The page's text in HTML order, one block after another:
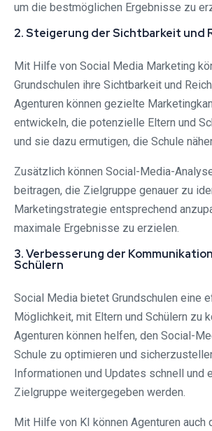
um die bestmöglichen Ergebnisse zu
2. Steigerung der Sichtbarkeit und
Mit Hilfe von Social Media Marketing
Grundschulen ihre Sichtbarkeit und
Agenturen können gezielte
entwickeln, die potenzielle Eltern und
und sie dazu ermutigen, die Schule
Zusätzlich können Social-Media-
beitragen, die Zielgruppe genauer zu
Marketingstrategie entsprechend
maximale Ergebnisse zu erzielen.
3. Verbesserung der
Schülern
Social Media bietet Grundschulen eine
Möglichkeit, mit Eltern und Schülern zu
Agenturen können helfen, den Social-
Schule zu optimieren und
Informationen und Updates schnell und
Zielgruppe weitergegeben werden.
Mit Hilfe von KI können Agenturen auch